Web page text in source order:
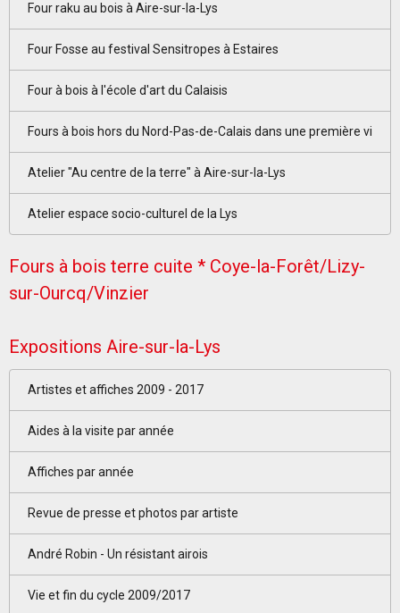
Four raku au bois à Aire-sur-la-Lys
Four Fosse au festival Sensitropes à Estaires
Four à bois à l'école d'art du Calaisis
Fours à bois hors du Nord-Pas-de-Calais dans une première vi
Atelier "Au centre de la terre" à Aire-sur-la-Lys
Atelier espace socio-culturel de la Lys
Fours à bois terre cuite * Coye-la-Forêt/Lizy-
sur-Ourcq/Vinzier
Expositions Aire-sur-la-Lys
Artistes et affiches 2009 - 2017
Aides à la visite par année
Affiches par année
Revue de presse et photos par artiste
André Robin - Un résistant airois
Vie et fin du cycle 2009/2017